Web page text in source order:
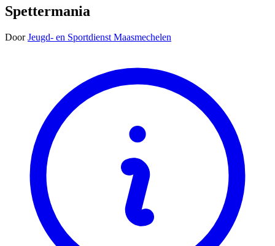
Spettermania
Door Jeugd- en Sportdienst Maasmechelen